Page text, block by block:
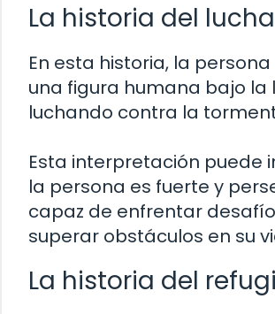
La historia del
En esta historia, la
una figura humana bajo la
luchando contra la
Esta interpretación puede
la persona es fuerte y
capaz de enfrentar
superar obstáculos en su
La historia del